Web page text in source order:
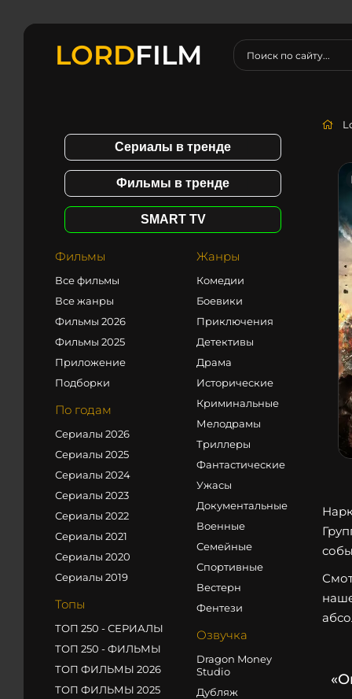
LORDFILM
Сериалы в тренде
Фильмы в тренде
SMART TV
Фильмы
Все фильмы
Все жанры
Фильмы 2026
Фильмы 2025
Приложение
Подборки
По годам
Сериалы 2026
Сериалы 2025
Сериалы 2024
Сериалы 2023
Сериалы 2022
Сериалы 2021
Сериалы 2020
Сериалы 2019
Топы
ТОП 250 - СЕРИАЛЫ
ТОП 250 - ФИЛЬМЫ
ТОП ФИЛЬМЫ 2026
ТОП ФИЛЬМЫ 2025
Жанры
Комедии
Боевики
Приключения
Детективы
Драма
Исторические
Криминальные
Мелодрамы
Триллеры
Фантастические
Ужасы
Документальные
Военные
Семейные
Спортивные
Вестерн
Фентези
Озвучка
Dragon Money
Studio
Дубляж